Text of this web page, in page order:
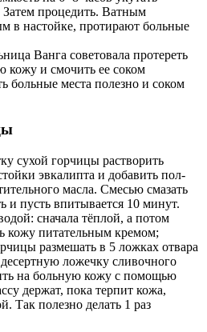
процедить. Ватным
в настойке, протирают больные
Ванга советовала протереть
кожу и смочить ее соком
больные места полезно и соком
сухой горчицы растворить
эвкалипта и добавить пол-
масла. Смесью смазать
и пусть впитывается 10 минут.
сначала тёплой, а потом
кожу питательным кремом;
размешать в 5 ложках отвара
ложечку сливочного
на больную кожу с помощью
держат, пока терпит кожа,
Так полезно делать 1 раз